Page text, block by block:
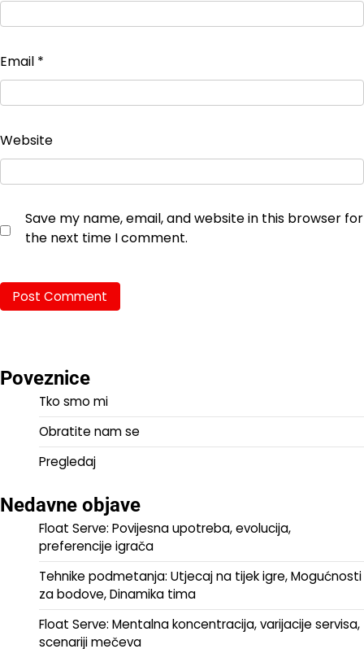
Email *
Website
Save my name, email, and website in this browser for
the next time I comment.
Poveznice
Tko smo mi
Obratite nam se
Pregledaj
Nedavne objave
Float Serve: Povijesna upotreba, evolucija,
preferencije igrača
Tehnike podmetanja: Utjecaj na tijek igre, Mogućnosti
za bodove, Dinamika tima
Float Serve: Mentalna koncentracija, varijacije servisa,
scenariji mečeva